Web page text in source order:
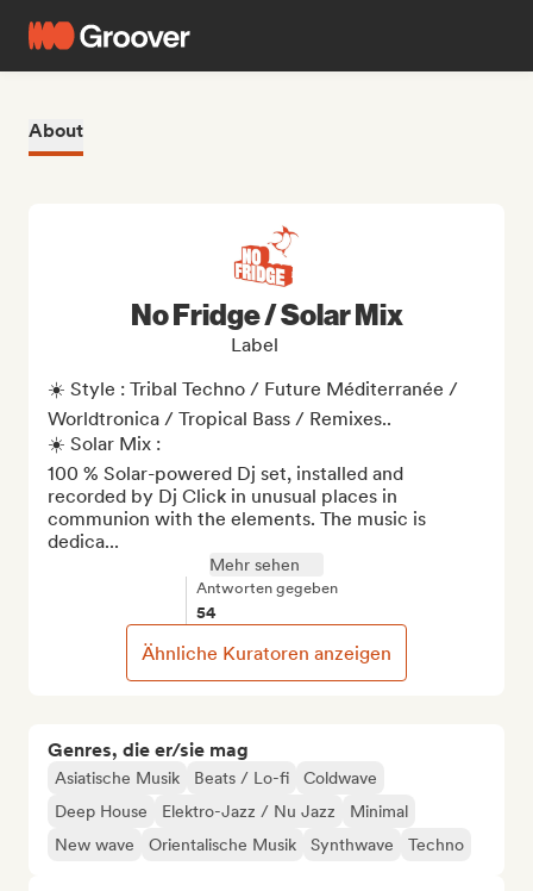
About
Genres, die er/sie mag
Asiatische Musik Beats / Lo-fi
Coldwave
Deep House
Elektro-Jazz / Nu Jazz
Minimal
New wave
Orientalische Musik Synthwave Techno
No Fridge / Solar Mix
Label
☀️ Style : Tribal Techno / Future Méditerranée /
Worldtronica / Tropical Bass / Remixes..
☀️ Solar Mix :
100 % Solar-powered Dj set, installed and
recorded by Dj Click in unusual places in
communion with the elements. The music is
dedica...
Mehr sehen
Antworten gegeben
54
Ähnliche Kuratoren anzeigen